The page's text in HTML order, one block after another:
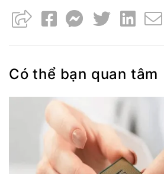
Có thể bạn quan tâm